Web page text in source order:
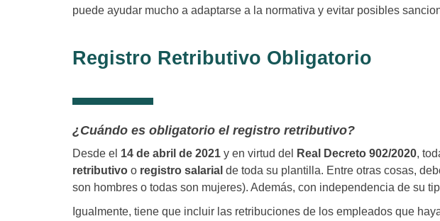
puede ayudar mucho a adaptarse a la normativa y evitar posibles
Registro Retributivo Obligatorio
¿Cuándo es obligatorio el registro retributivo?
Desde el 14 de abril de 2021 y en virtud del Real Decreto 902/2020,
retributivo o registro salarial de toda su plantilla. Entre otras cosas,
son hombres o todas son mujeres). Además, con independencia de su
Igualmente, tiene que incluir las retribuciones de los empleados que